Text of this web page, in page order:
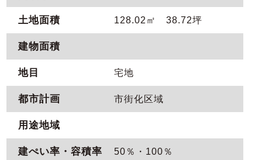
土地面積 128.02㎡ 38.72坪
建物面積
地目 宅地
都市計画 市街化区域
用途地域
建ぺい率・容積率 50％・100％